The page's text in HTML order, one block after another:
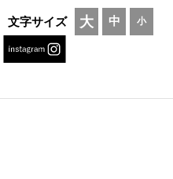
文字サイズ 大 中 小